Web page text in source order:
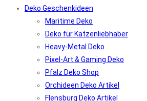
Deko Geschenkideen
Maritime Deko
Deko für Katzenliebhaber
Heavy-Metal Deko
Pixel-Art & Gaming Deko
Pfalz Deko Shop
Orchideen Deko Artikel
Flensburg Deko Artikel